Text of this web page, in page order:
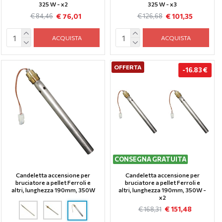
325 W - x2
€ 76,01
€ 84,46
ACQUISTA
325 W - x3
€ 101,35
€ 126,68
ACQUISTA
Candeletta accensione per
bruciatore a pellet Ferroli e
altri, lunghezza 190mm, 350W
OFFERTA
CONSEGNA GRATUITA
-16.83 €
Candeletta accensione per
bruciatore a pellet Ferroli e
altri, lunghezza 190mm, 350W -
x2
€ 151,48
€ 168,31